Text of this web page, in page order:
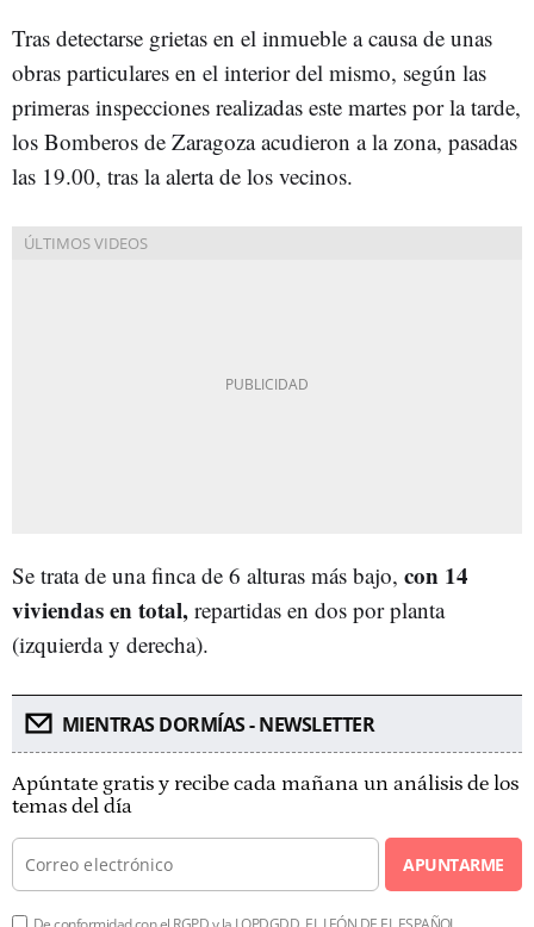
Tras detectarse grietas en el inmueble a causa de unas
obras particulares en el interior del mismo, según las
primeras inspecciones realizadas este martes por la tarde,
los Bomberos de Zaragoza acudieron a la zona, pasadas
las 19.00, tras la alerta de los vecinos.
Se trata de una finca de 6 alturas más bajo, con 14
viviendas en total, repartidas en dos por planta
(izquierda y derecha).
MIENTRAS DORMÍAS - NEWSLETTER
Apúntate gratis y recibe cada mañana un análisis de los
temas del día
APUNTARME